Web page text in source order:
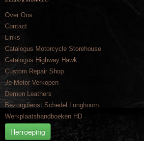
Over Ons
Contact
Links
Catalogus Motorcycle Storehouse
Catalogus Highway Hawk
Custom Repair Shop
Je Motor Verkopen
Demon Leathers
Bezorgdienst Schedel Longhoorn
Werkplaatshandboeken HD
Herroeping